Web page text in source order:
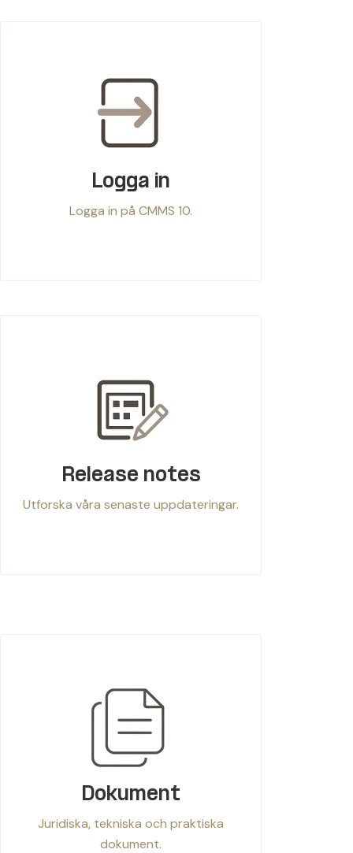
Logga in
Logga in på CMMS 10.
Release notes
Utforska våra senaste uppdateringar.
Dokument
Juridiska, tekniska och praktiska
dokument.